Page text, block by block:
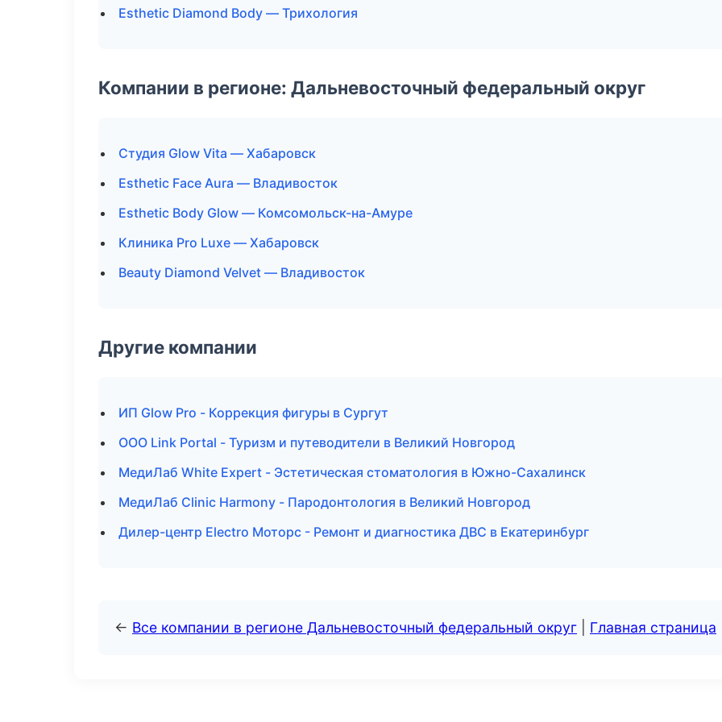
Esthetic Diamond Body — Трихология
Компании в регионе: Дальневосточный федеральный округ
Студия Glow Vita — Хабаровск
Esthetic Face Aura — Владивосток
Esthetic Body Glow — Комсомольск-на-Амуре
Клиника Pro Luxe — Хабаровск
Beauty Diamond Velvet — Владивосток
Другие компании
ИП Glow Pro - Коррекция фигуры в Сургут
ООО Link Portal - Туризм и путеводители в Великий Новгород
МедиЛаб White Expert - Эстетическая стоматология в Южно-Сахалинск
МедиЛаб Clinic Harmony - Пародонтология в Великий Новгород
Дилер-центр Electro Моторс - Ремонт и диагностика ДВС в Екатеринбург
← Все компании в регионе Дальневосточный федеральный округ Главная страница